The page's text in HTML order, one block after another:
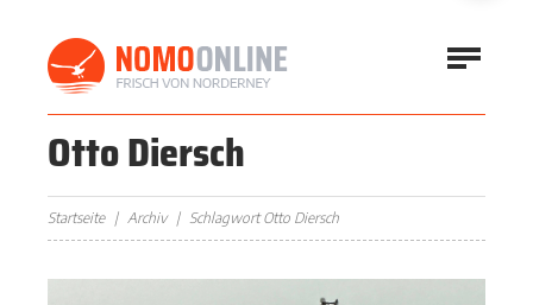
Otto Diersch
Startseite Archiv Schlagwort Otto Diersch